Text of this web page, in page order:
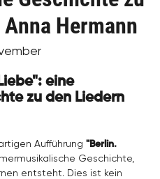
Hermann
eine
zu den Liedern
Aufführung "Berlin.
Geschichte,
entsteht. Dies ist kein